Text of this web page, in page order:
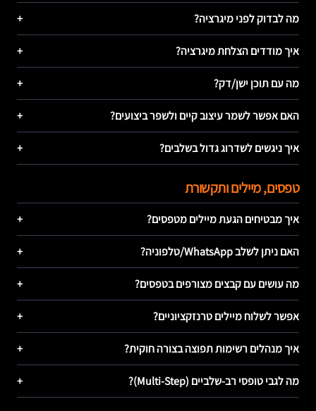
מה לבדוק לפני מיגרציה? +
איך מודדים הצלחת מיגרציה? +
מה עם תוכן ישן/דק? +
האם אפשר לשמר עיצוב קיים ולשפר ביצועים? +
איך ניגשים לשדרוג גדול בשלבים? +
טפסים, מיילים ותקשורת
איך מבטיחים הגעת מיילים מטפסים? +
האם ניתן לשלב WhatsApp/טלפוניה? +
מה עושים עם קבצים מצורפים בטפסים? +
אפשר לשלוח מיילים טרנזקציוניים? +
איך מנהלים רשימות תפוצה בצורה חוקית? +
מה לגבי טופסי רב-שלביים (Multi-Step)? +